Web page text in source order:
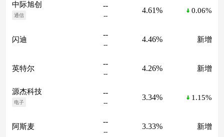
中际旭创
通信
--
--
4.61% 0.06%
闪迪
--
--
4.46% 新增
英特尔
--
--
4.26% 新增
源杰科技
电子
--
--
3.34% 1.15%
阿斯麦
--
--
3.33% 新增